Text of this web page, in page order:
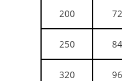
200 72
250 84
320 96